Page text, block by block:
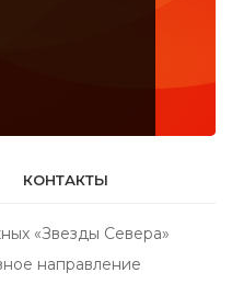
КОНТАКТЫ
«Звезды Севера»
направление